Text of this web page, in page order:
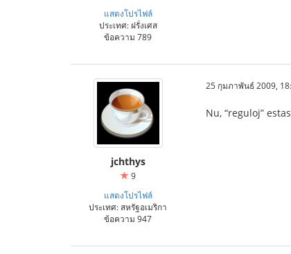
แสดงโปรไฟล์
ประเทศ: ฝรั่งเศส
ข้อความ 789
jchthys
9
แสดงโปรไฟล์
ประเทศ: สหรัฐอเมริกา
ข้อความ 947
25 กุมภาพันธ์ 2009,
Nu, “reguloj”